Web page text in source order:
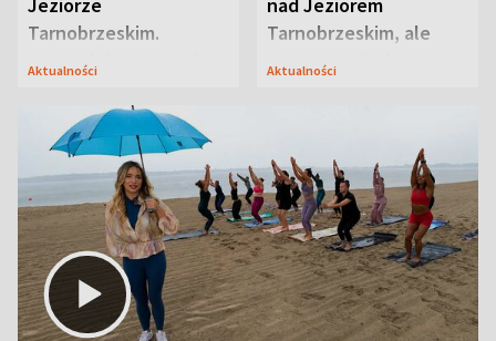
Tarnobrzeskim.
Przyrodnicy zwracają
Aktualności
Tarnobrzeskim, ale
ważna jest jedna
Aktualności